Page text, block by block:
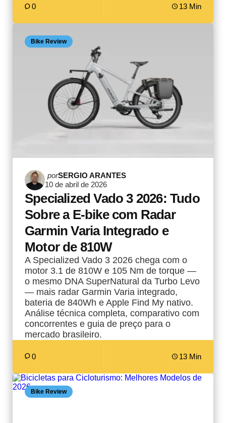
0 13 Min
Bike Review
Postado
por
porSERGIO ARANTES
10 de abril de 2026
Specialized Vado 3 2026: Tudo
Sobre a E-bike com Radar
Garmin Varia Integrado e
Motor de 810W
A Specialized Vado 3 2026 chega com o
motor 3.1 de 810W e 105 Nm de torque —
o mesmo DNA SuperNatural da Turbo Levo
— mais radar Garmin Varia integrado,
bateria de 840Wh e Apple Find My nativo.
Análise técnica completa, comparativo com
concorrentes e guia de preço para o
mercado brasileiro.
0 13 Min
Bike Review